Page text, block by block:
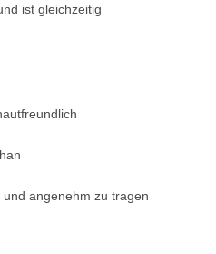
ist gleichzeitig
angenehm zu tragen